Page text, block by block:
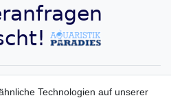
Technologien auf unserer